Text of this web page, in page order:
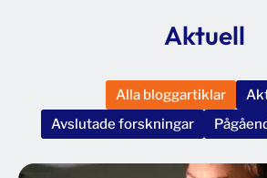
Aktuell
Alla bloggartiklar
Avslutade forskningar